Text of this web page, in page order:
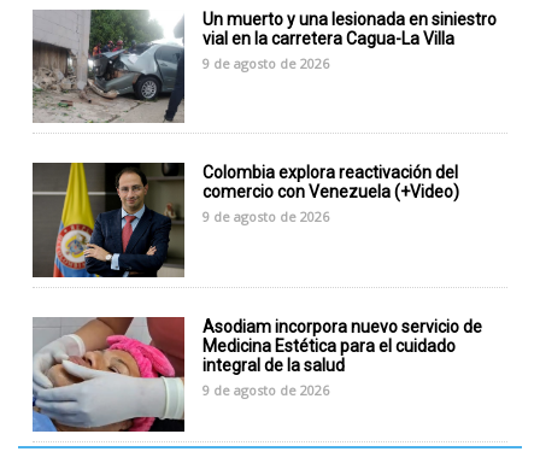
Un muerto y una lesionada en siniestro
vial en la carretera Cagua-La Villa
9 de agosto de 2026
Colombia explora reactivación del
comercio con Venezuela (+Video)
9 de agosto de 2026
Asodiam incorpora nuevo servicio de
Medicina Estética para el cuidado
integral de la salud
9 de agosto de 2026